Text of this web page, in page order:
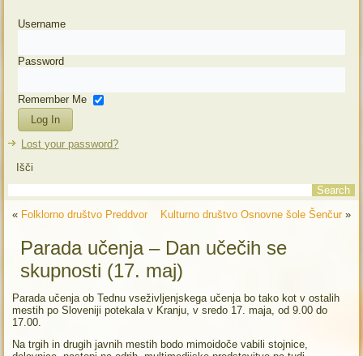
Username
Password
Remember Me
Lost your password?
Išči
« Folklorno društvo Preddvor Kulturno društvo Osnovne šole Šenčur»
Parada učenja – Dan učečih se
skupnosti (17. maj)
Parada učenja ob Tednu vseživljenjskega učenja bo tako kot v ostalih
mestih po Sloveniji potekala v Kranju, v sredo 17. maja, od 9.00 do
17.00.
Na trgih in drugih javnih mestih bodo mimoidoče vabili stojnice,